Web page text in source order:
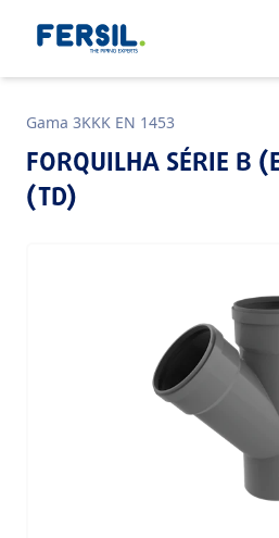
Gama 3KKK EN 1453
FORQUILHA SÉRIE B
(TD)